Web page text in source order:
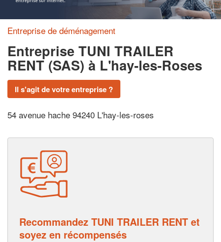
Entreprise de déménagement
Entreprise TUNI TRAILER
RENT (SAS) à L'hay-les-Roses
Il s'agit de votre entreprise ?
54 avenue hache 94240 L'hay-les-roses
Recommandez TUNI TRAILER RENT et
soyez en récompensés